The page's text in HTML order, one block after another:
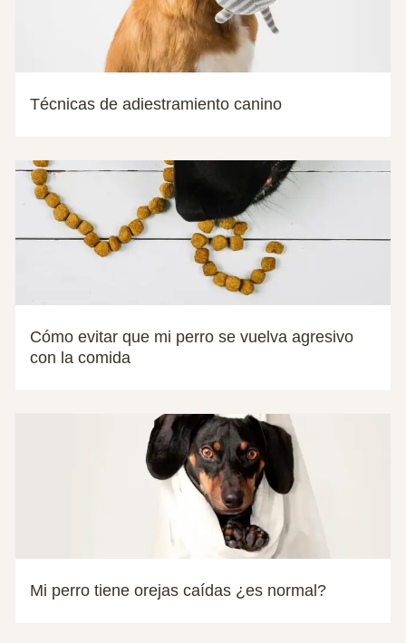
Técnicas de adiestramiento canino
Cómo evitar que mi perro se vuelva agresivo
con la comida
Mi perro tiene orejas caídas ¿es normal?